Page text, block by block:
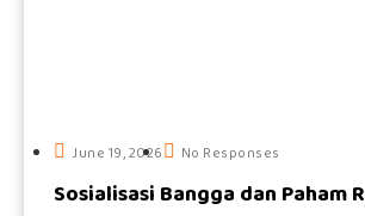
June 19, 2026 No Responses
Sosialisasi Bangga dan Paham